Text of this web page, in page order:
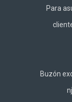
Para
Buzón